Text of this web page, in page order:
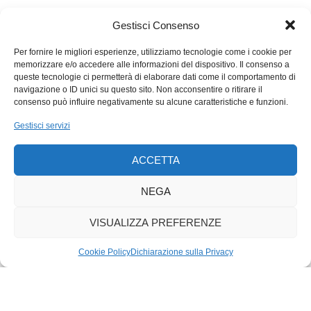
Gestisci Consenso
Per fornire le migliori esperienze, utilizziamo tecnologie come i cookie per
memorizzare e/o accedere alle informazioni del dispositivo. Il consenso a
queste tecnologie ci permetterà di elaborare dati come il comportamento di
navigazione o ID unici su questo sito. Non acconsentire o ritirare il
consenso può influire negativamente su alcune caratteristiche e funzioni.
Gestisci servizi
ACCETTA
NEGA
VISUALIZZA PREFERENZE
Cookie PolicyDichiarazione sulla Privacy